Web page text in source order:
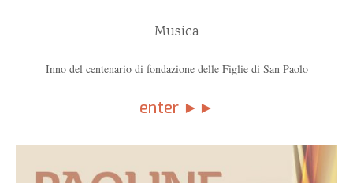
Musica
Inno del centenario di fondazione delle Figlie di San Paolo
enter ►►